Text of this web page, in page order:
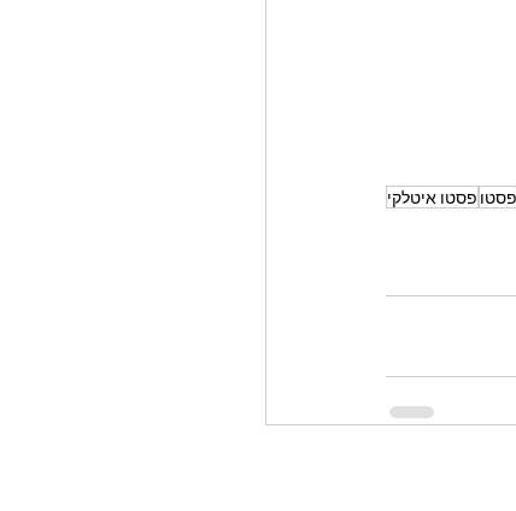
פסטו איטלקי